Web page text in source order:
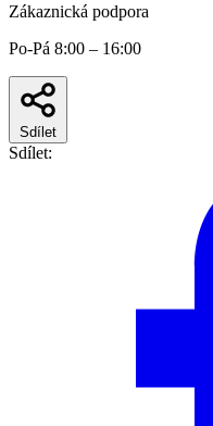
Zákaznická podpora
Po-Pá 8:00 – 16:00
Sdílet
Sdílet: